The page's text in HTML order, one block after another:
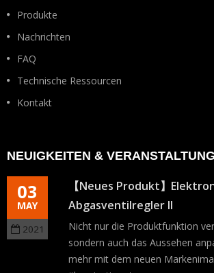
Produkte
Nachrichten
FAQ
Technische Ressourcen
Kontakt
NEUIGKEITEN &
03
MAY
2021
【Neues Produkt】
Abgasventilregler II
Nicht nur die Produktfunktion
sondern auch das Aussehen
mehr mit dem neuen